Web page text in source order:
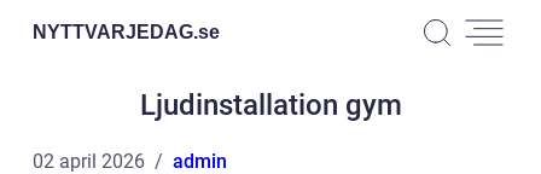
NYTTVARJEDAG.se
Ljudinstallation gym
02 april 2026 admin